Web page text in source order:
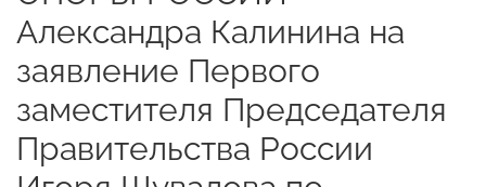
Александра Калинина на
заявление Первого
заместителя Председателя
Правительства России